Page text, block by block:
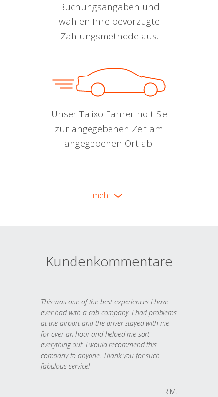
Buchungsangaben und
wählen Ihre bevorzugte
Zahlungsmethode aus.
Unser Talixo Fahrer holt Sie
zur angegebenen Zeit am
angegebenen Ort ab.
mehr
Kundenkommentare
This was one of the best experiences I have
ever had with a cab company. I had problems
at the airport and the driver stayed with me
for over an hour and helped me sort
everything out. I would recommend this
company to anyone. Thank you for such
fabulous service!
R.M.